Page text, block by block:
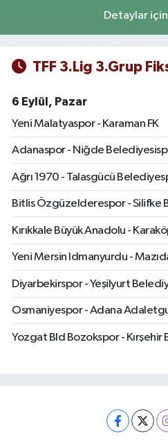
Detaylar için
TFF 3.Lig 3.Grup
6 Eylül, Pazar
Yeni Malatyaspor - Karaman FK
Adanaspor - Niğde
Ağrı 1970 - Talasgücü
Bitlis Özgüzelderespor - Silifke
Kırıkkale Büyük Anadolu -
Yeni Mersin Idmanyurdu -
Diyarbekirspor - Yeşilyurt
Osmaniyespor - Adana
Yozgat Bld Bozokspor - Kırşehir